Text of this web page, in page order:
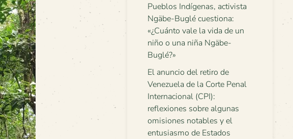
Pueblos Indígenas, activista
Ngäbe-Buglé cuestiona:
«¿Cuánto vale la vida de un
niño o una niña Ngäbe-
Buglé?»
El anuncio del retiro de
Venezuela de la Corte Penal
Internacional (CPI):
reflexiones sobre algunas
omisiones notables y el
entusiasmo de Estados